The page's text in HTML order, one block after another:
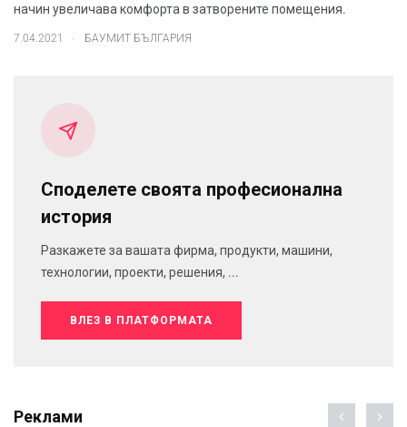
начин увеличава комфорта в затворените помещения.
7.04.2021 . БАУМИТ БЪЛГАРИЯ
Споделете своята професионална
история
Разкажете за вашата фирма, продукти, машини,
технологии, проекти, решения, ...
ВЛЕЗ В ПЛАТФОРМАТА
Реклами